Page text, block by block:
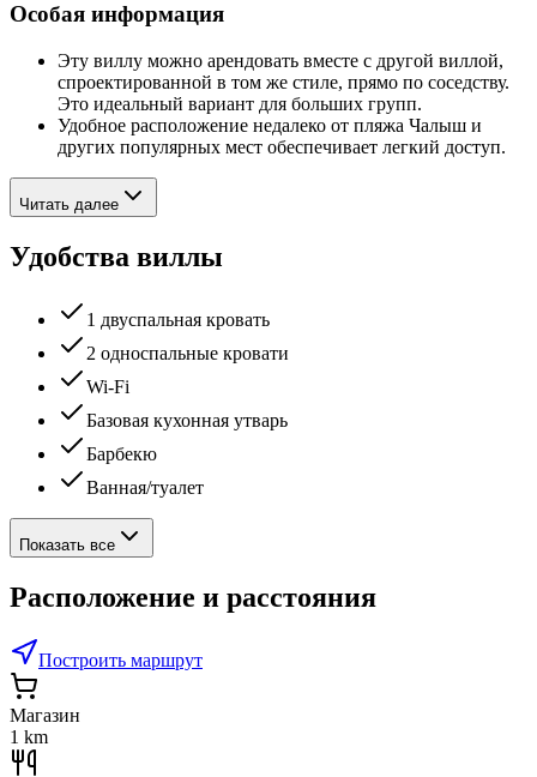
Особая информация
Эту виллу можно арендовать вместе с другой виллой,
спроектированной в том же стиле, прямо по соседству.
Это идеальный вариант для больших групп.
Удобное расположение недалеко от пляжа Чалыш и
других популярных мест обеспечивает легкий доступ.
Читать далее
Удобства виллы
1 двуспальная кровать
2 односпальные кровати
Wi-Fi
Базовая кухонная утварь
Барбекю
Ванная/туалет
Показать все
Расположение и расстояния
Построить маршрут
Магазин
1 km